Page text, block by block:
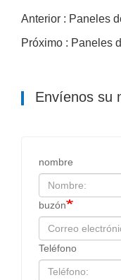
Envíenos su
nombre
buzón
Teléfono